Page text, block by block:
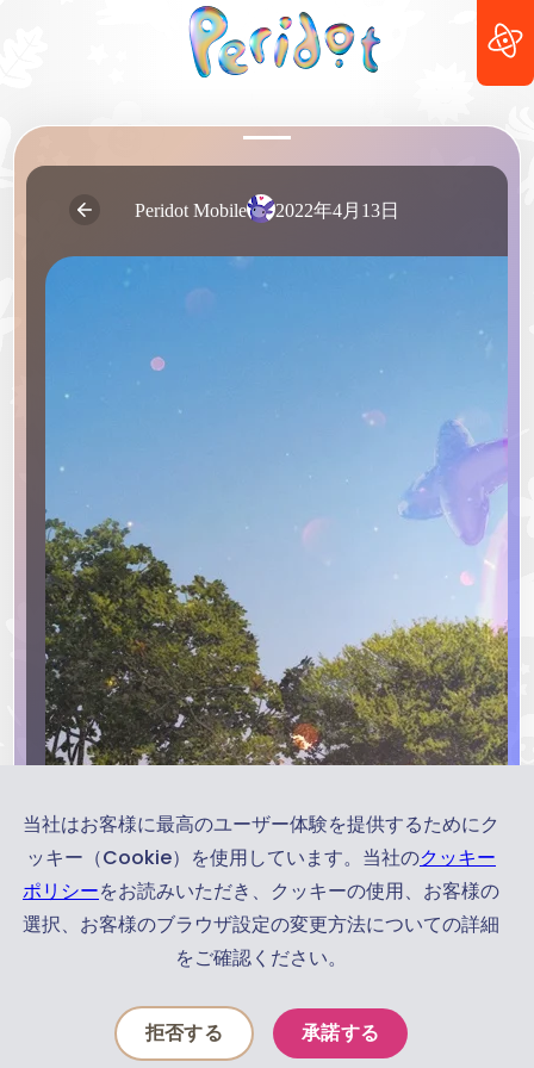
知
Peridot Mobile 2022年4月13日
当社はお客様に最高のユーザー体験を提供するためにク
ッキー（Cookie）を使用しています。当社のクッキー
ポリシーをお読みいただき、クッキーの使用、お客様の
選択、お客様のブラウザ設定の変更方法についての詳細
をご確認ください。
承諾する
拒否する